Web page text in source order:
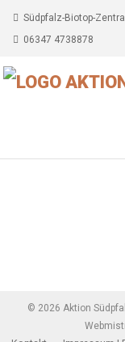
Südpfalz-Biotop-
06347 4738878
© 2026 Aktion